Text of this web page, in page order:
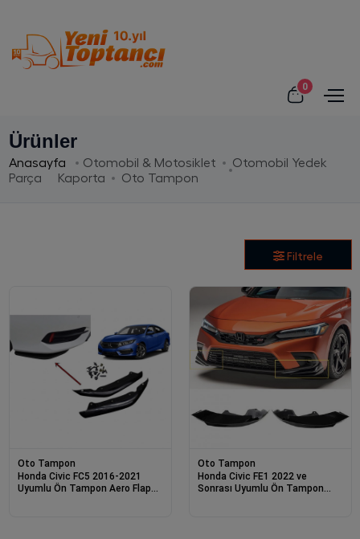
0
Ürünler
Anasayfa Otomobil & Motosiklet
Otomobil Yedek
Parça
Kaporta Oto Tampon
Filtrele
Oto Tampon
Honda Civic FC5 2016-2021
Uyumlu Ön Tampon Aero Flap
Oto Tampon
Honda Civic FE1 2022 ve
Sonrası Uyumlu Ön Tampon